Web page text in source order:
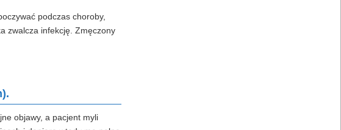
podczas choroby,
zwalcza infekcję. Zmęczony
objawy, a pacjent myli